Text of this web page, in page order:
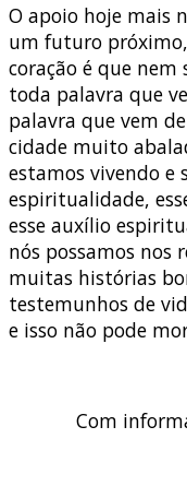
O apoio hoje mais
um futuro
coração é que nem
toda palavra que
palavra que vem
cidade muito
estamos vivendo e
espiritualidade,
esse auxílio
nós possamos nos
muitas histórias
testemunhos de
e isso não pode
Com